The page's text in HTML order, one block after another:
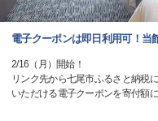
電子クーポンは即日利用可！当
2/16（月）開始！
リンク先から七尾市ふるさと納税
いただける電子クーポンを寄付額